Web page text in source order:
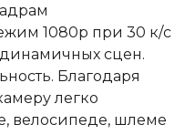
1080p при 30 к/с
динамичных сцен.
Благодаря
легко
велосипеде, шлеме